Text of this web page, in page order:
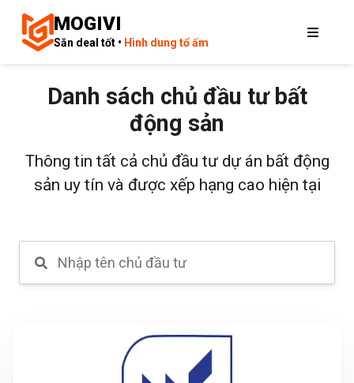
MOGIVI
Săn deal tốt • Hình dung tổ ấm
Danh sách chủ đầu tư bất
động sản
Thông tin tất cả chủ đầu tư dự án bất động
sản uy tín và được xếp hạng cao hiện tại